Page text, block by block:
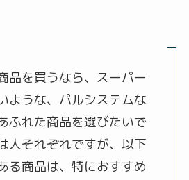
品を買うなら、スーパー
ような、パルシステムな
ふれた商品を選びたいで
人それぞれですが、以下
る商品は、特におすすめ